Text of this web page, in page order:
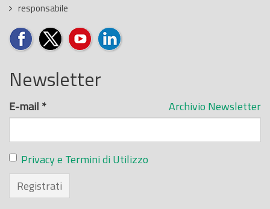
responsabile
Newsletter
Archivio Newsletter
E-mail *
Privacy e Termini di Utilizzo
Registrati